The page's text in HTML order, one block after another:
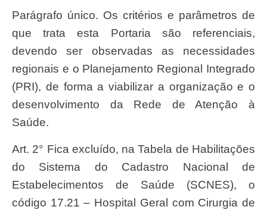
Parágrafo único. Os critérios e parâmetros de
que trata esta Portaria são referenciais,
devendo ser observadas as necessidades
regionais e o Planejamento Regional Integrado
(PRI), de forma a viabilizar a organização e o
desenvolvimento da Rede de Atenção à
Saúde.
Art. 2° Fica excluído, na Tabela de Habilitações
do Sistema do Cadastro Nacional de
Estabelecimentos de Saúde (SCNES), o
código 17.21 – Hospital Geral com Cirurgia de